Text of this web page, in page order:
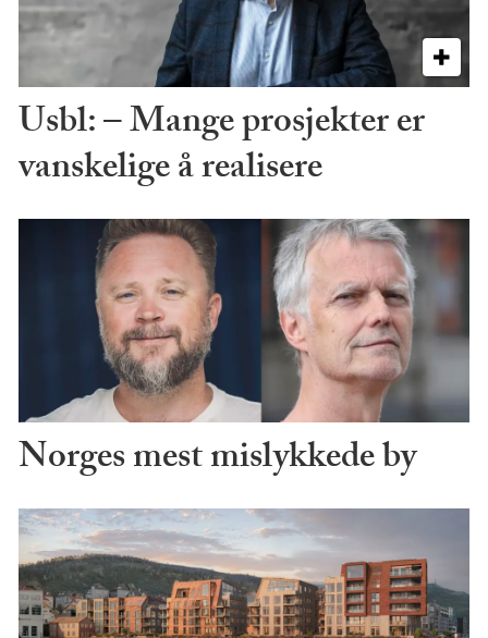
Usbl: – Mange prosjekter er
vanskelige å realisere
Norges mest mislykkede by